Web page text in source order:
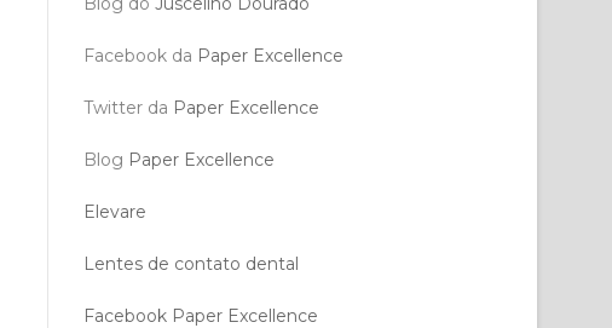
Facebook da Paper Excellence
Twitter da Paper Excellence
Blog Paper Excellence
Elevare
Lentes de contato dental
Facebook Paper Excellence